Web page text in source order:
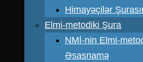
Himayəçilər
Elmi-metodiki Şura
NMİ-nin Elmi-
Əsasnamə